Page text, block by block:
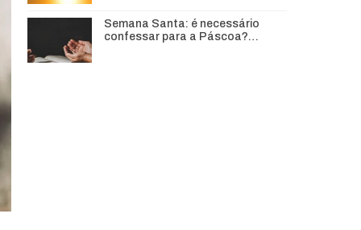
Semana Santa: é necessário
confessar para a Páscoa?…